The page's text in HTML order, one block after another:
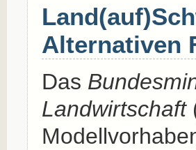
Alternativen
Das
Landwirtschaft